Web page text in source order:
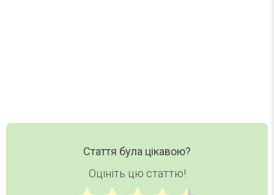
Стаття була цікавою?
Оцініть цю статтю!